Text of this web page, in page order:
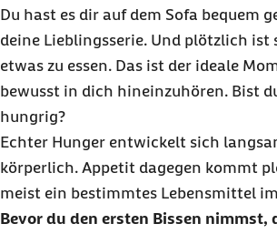
Du hast es dir auf dem Sofa bequem
deine Lieblingsserie. Und plötzlich ist
etwas zu essen. Das ist der ideale
bewusst in dich hineinzuhören. Bist
hungrig?
Echter Hunger entwickelt sich
körperlich. Appetit dagegen kommt
meist ein bestimmtes Lebensmittel
Bevor du den ersten Bissen nimmst,